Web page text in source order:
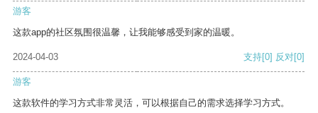
游客
这款app的社区氛围很温馨，让我能够感受到家的温暖。
2024-04-03 支持[0] 反对[0]
游客
这款软件的学习方式非常灵活，可以根据自己的需求选择学习方式。